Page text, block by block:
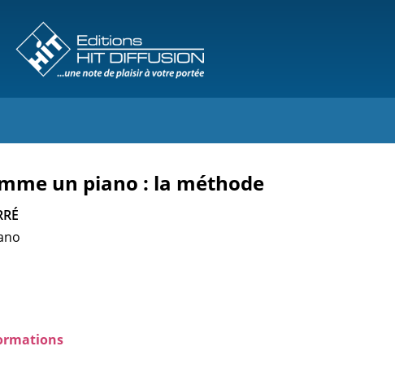
un piano : la méthode